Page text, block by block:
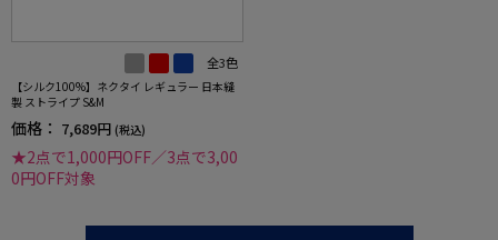
全3色
【シルク100%】ネクタイ レギュラー 日本縫
製 ストライプ S&M
価格： 7,689円 (税込)
★2点で1,000円OFF／3点で3,00
0円OFF対象